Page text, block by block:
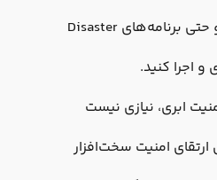
مکان مدیریت کرده و حتی برنامه‌های Disaster
ابری، نیازی نیست
ارتقای امنیت سخت‌افزار